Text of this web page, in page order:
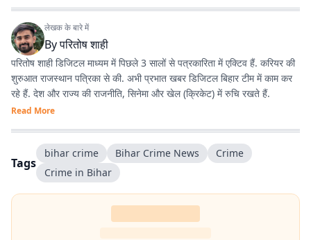
लेखक के बारे में
Byपरितोष शाही
परितोष शाही डिजिटल माध्यम में पिछले 3 सालों से पत्रकारिता में एक्टिव हैं. करियर की
शुरुआत राजस्थान पत्रिका से की. अभी प्रभात खबर डिजिटल बिहार टीम में काम कर
रहे हैं. देश और राज्य की राजनीति, सिनेमा और खेल (क्रिकेट) में रुचि रखते हैं.
Read More
Tags
bihar crime Bihar Crime News
Crime
Crime in Bihar